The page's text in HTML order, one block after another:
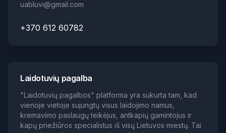
uabluvi@gmail.com
+370 612 60782
Laidotuvių pagalba
"Laidotuvių pagalbos" platforma yra sukurta tam, kad
vienoje vietoje sujungtų visus laidojimo namus,
kremavimo paslaugų teikėjus, antkapių gamintojus ir
kapų priežiūros specialistus iš visų Lietuvos miestų. Tai